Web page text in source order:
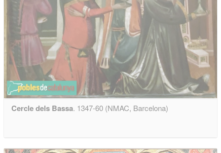
Cercle dels Bassa. 1347-60 (NMAC, Barcelona)